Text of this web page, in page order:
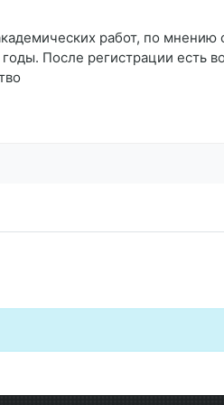
работ, по мнению
После регистрации есть